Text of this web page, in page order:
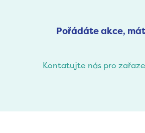
Pořádáte akce,
Kontatujte nás pro